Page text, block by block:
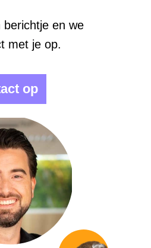
berichtje en we
met je op.
op